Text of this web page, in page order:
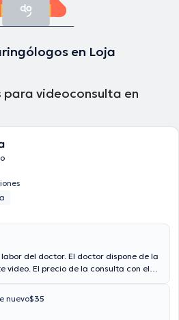
en Loja
videoconsulta en
del doctor. El doctor dispone de la
video. El precio de la consulta con el
Vertigo, Infecciones respiratorias,
nuevo$35